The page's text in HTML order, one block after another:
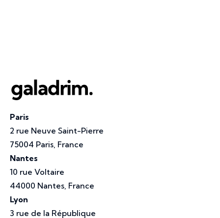
Paris
2 rue Neuve Saint-Pierre
75004 Paris, France
Nantes
10 rue Voltaire
44000 Nantes, France
Lyon
3 rue de la République